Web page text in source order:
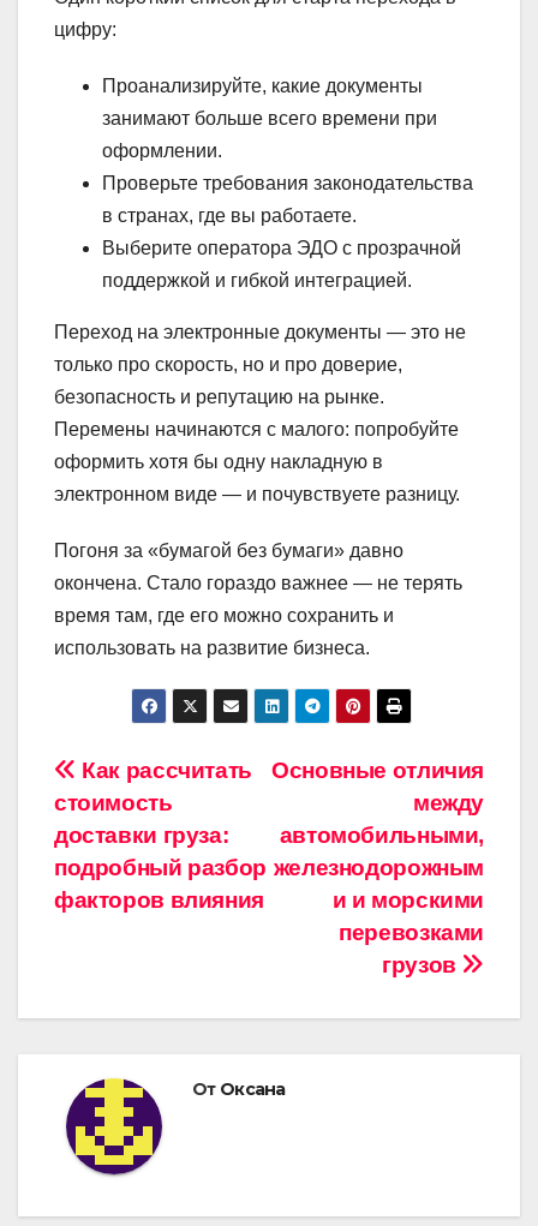
цифру:
Проанализируйте, какие документы
занимают больше всего времени при
оформлении.
Проверьте требования законодательства
в странах, где вы работаете.
Выберите оператора ЭДО с прозрачной
поддержкой и гибкой интеграцией.
Переход на электронные документы — это не
только про скорость, но и про доверие,
безопасность и репутацию на рынке.
Перемены начинаются с малого: попробуйте
оформить хотя бы одну накладную в
электронном виде — и почувствуете разницу.
Погоня за «бумагой без бумаги» давно
окончена. Стало гораздо важнее — не терять
время там, где его можно сохранить и
использовать на развитие бизнеса.
Навигация
по
записям
Основные отличия
между
автомобильными,
железнодорожным
и и морскими
перевозками
грузов
Как рассчитать
стоимость
доставки груза:
подробный разбор
факторов влияния
От Оксана